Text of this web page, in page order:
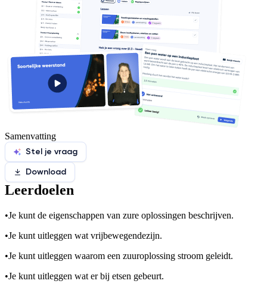
Samenvatting
Stel je vraag
Download
Leerdoelen
•Je kunt de eigenschappen van zure oplossingen beschrijven.
•Je kunt uitleggen wat vrijbewegendezijn.
•Je kunt uitleggen waarom een zuuroplossing stroom geleidt.
•Je kunt uitleggen wat er bij etsen gebeurt.